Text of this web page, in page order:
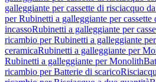
galleggiante per cassette di risciacquo
per Rubinetti a galleggiante per cassette
incassoRubinetti a galleggiante per
ricambio per Rubinetti a galleggiante
ceramicaRubinetti a galleggiante per
Rubinetti a galleggiante per Monolith
ricambio per Batterie di scarico